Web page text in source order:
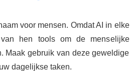
voor mensen. Omdat AI in elke
hen tools om de menselijke
Maak gebruik van deze geweldige
dagelijkse taken.